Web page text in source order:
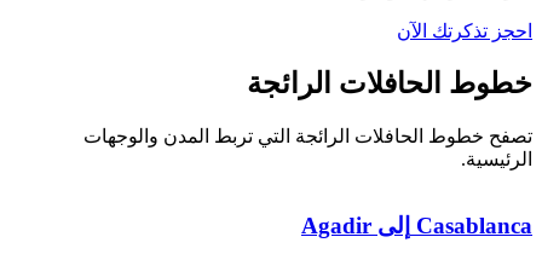
احجز تذكرتك الآن
خطوط الحافلات الرائجة
تصفح خطوط الحافلات الرائجة التي تربط المدن والوجهات
الرئيسية.
Casablanca إلى Agadir